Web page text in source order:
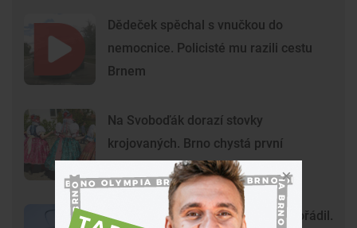
Dědeček spěchal s vnučkou do
nemocnice. Policisté mu razili cestu
Brnem
Na Svoboďák dorazí stovky
krojovaných. Brno chystá první
celoměstské hody
Gang nezletilých ve Vyškově už dořádil.